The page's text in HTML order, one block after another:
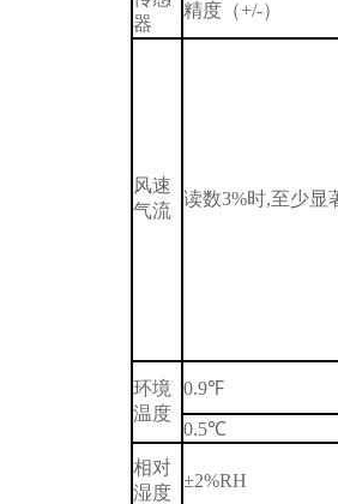
器
精度（+/-）
风速
气流
读数3%时,至少显
环境
温度
0.9℉
0.5℃
相对
湿度
±2%RH